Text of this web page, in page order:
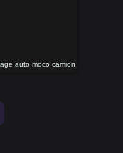
auto moco camion